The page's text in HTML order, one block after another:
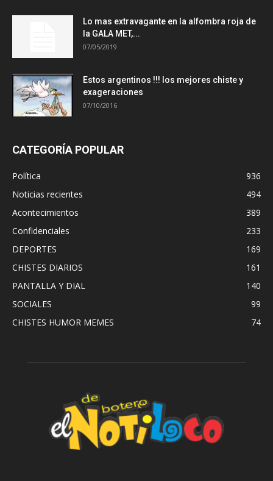
Lo mas extravagante en la alfombra roja de
la GALA MET,...
07/05/2019
Estos argentinos !!! los mejores chiste y
exageraciones
07/10/2016
CATEGORÍA POPULAR
Política
936
Noticias recientes
494
Acontecimientos
389
Confidenciales
233
DEPORTES
169
CHISTES DIARIOS
161
PANTALLA Y DIAL
140
SOCIALES
99
CHISTES HUMOR MEMES
74